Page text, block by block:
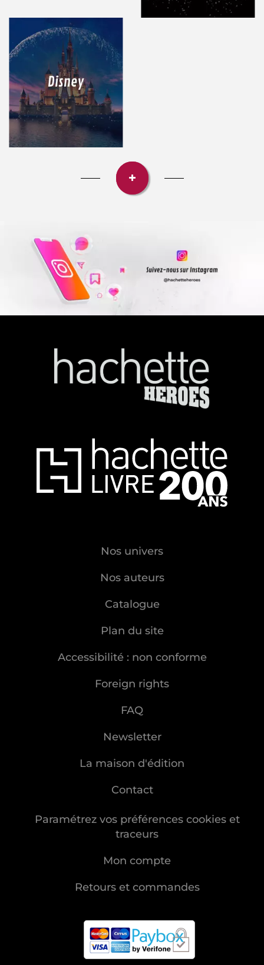
Nos univers
Nos auteurs
Catalogue
Plan du site
Accessibilité : non conforme
Foreign rights
FAQ
Newsletter
La maison d'édition
Contact
Paramétrez vos préférences cookies et
traceurs
Mon compte
Retours et commandes